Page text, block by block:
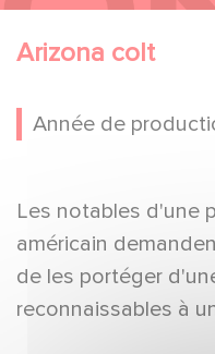
Arizona colt
Année de
Les notables d'une
américain
de les portéger
reconnaissables à